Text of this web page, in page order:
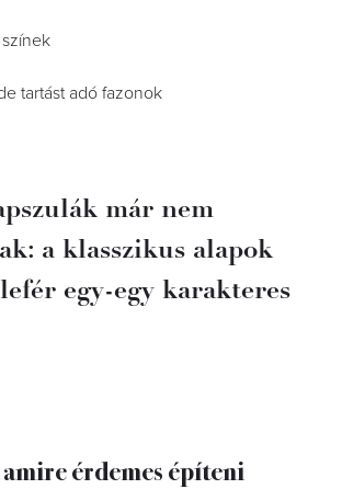
tartást adó fazonok
már nem
a klasszikus alapok
egy-egy karakteres
érdemes építeni